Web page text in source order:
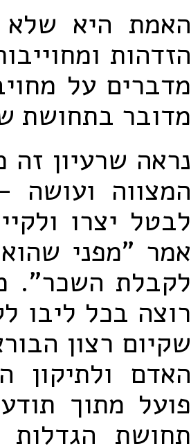
האמת היא שלא
הזדהות
מדברים על
מדובר בתחושת
נראה שרעיון
המצווה ועושה
לבטל יצרו
אמר "מפני
לקבלת השכר".
רוצה בכל ליבו
שקיום רצון
האדם ולתיקון
פועל מתוך
תחושת